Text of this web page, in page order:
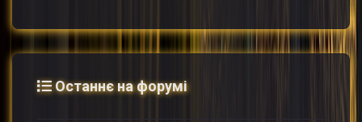
Останнє на форумі